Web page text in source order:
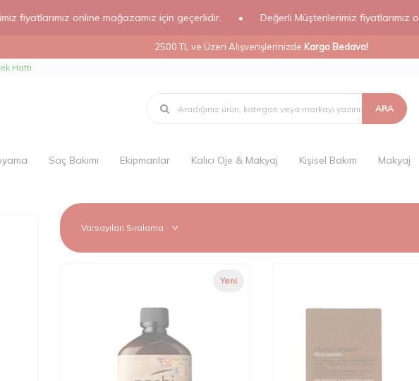
online mağazamız için geçerlidir. • Değerli Müşterilerimiz fiyatlarımız online
2500 TL ve Üzeri Alışverişlerinizde Kargo Bedava!
Hattı
ARA
Saç Bakımı Ekipmanlar Kalıcı Oje & Makyaj Kişisel Bakım Makyaj
Yeni